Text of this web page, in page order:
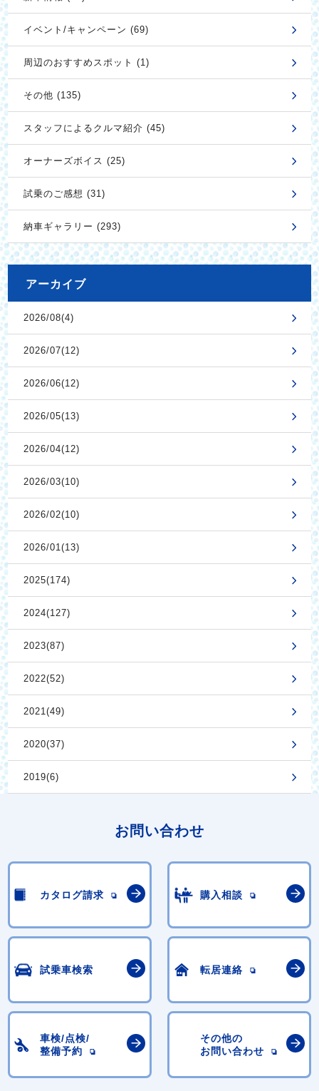
イベント/キャンペーン (69)
周辺のおすすめスポット (1)
その他 (135)
スタッフによるクルマ紹介 (45)
オーナーズボイス (25)
試乗のご感想 (31)
納車ギャラリー (293)
アーカイブ
2026/08(4)
2026/07(12)
2026/06(12)
2026/05(13)
2026/04(12)
2026/03(10)
2026/02(10)
2026/01(13)
2025(174)
2024(127)
2023(87)
2022(52)
2021(49)
2020(37)
2019(6)
お問い合わせ
カタログ請求 購入相談
試乗車検索 転居連絡
車検/点検/
整備予約
その他の
お問い合わせ